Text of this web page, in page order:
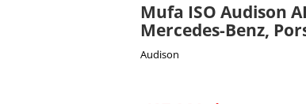
Mufa ISO Audison
Mercedes-Benz,
Audison